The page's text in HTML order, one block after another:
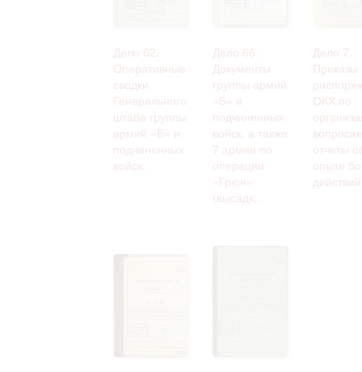
Дело 62.
Оперативные
сводки
Генерального
штаба группы
армий «Б» и
подчиненных
войск.
Дело 66.
Документы
группы армий
«Б» и
подчиненных
войск, а также
7 армии по
операции
«Грюн»
(высадк...
Дело 7.
Приказы
ОКХ по
отчеты
опыте